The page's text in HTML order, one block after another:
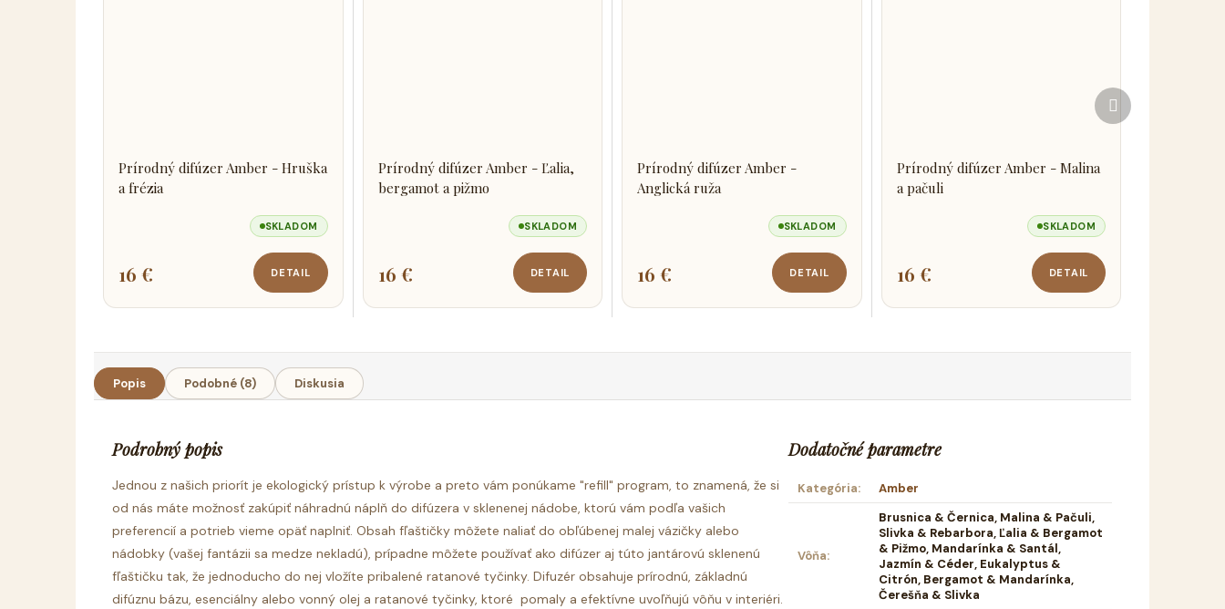
Prírodný difúzer Amber - Hruška
a frézia
SKLADOM
16 € DETAIL
Prírodný difúzer Amber - Ľalia,
bergamot a pižmo
SKLADOM
16 € DETAIL
Prírodný difúzer Amber -
Anglická ruža
SKLADOM
16 € DETAIL
Prírodný difúzer Amber - Malina
a pačuli
SKLADOM
16 € DETAIL
Ďalší
produkt
Popis Podobné (8) Diskusia
Podrobný popis
Jednou z našich priorít je ekologický prístup k výrobe a preto vám ponúkame "refill" program, to znamená, že si
od nás máte možnosť zakúpiť náhradnú náplň do difúzera v sklenenej nádobe, ktorú vám podľa vašich
preferencií a potrieb vieme opäť naplniť. Obsah fľaštičky môžete naliať do obľúbenej malej vázičky alebo
nádobky (vašej fantázii sa medze nekladú), prípadne môžete používať ako difúzer aj túto jantárovú sklenenú
fľaštičku tak, že jednoducho do nej vložíte pribalené ratanové tyčinky. Difuzér obsahuje prírodnú, základnú
difúznu bázu, esenciálny alebo vonný olej a ratanové tyčinky, ktoré pomaly a efektívne uvoľňujú vôňu v interiéri.
Dodatočné parametre
Kategória: Amber
Vôňa:
Brusnica & Černica, Malina & Pačuli,
Slivka & Rebarbora, Ľalia & Bergamot
& Pižmo, Mandarínka & Santál,
Jazmín & Céder, Eukalyptus &
Citrón, Bergamot & Mandarínka,
Čerešňa & Slivka